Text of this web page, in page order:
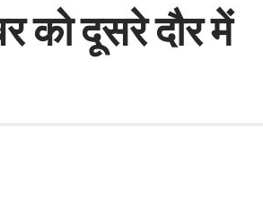
को दूसरे दौर में